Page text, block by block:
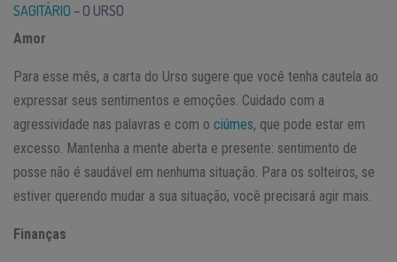
SAGITÁRIO – O URSO
Amor
Para esse mês, a carta do Urso sugere que você tenha cautela ao
expressar seus sentimentos e emoções. Cuidado com a
agressividade nas palavras e com o ciúmes, que pode estar em
excesso. Mantenha a mente aberta e presente: sentimento de
posse não é saudável em nenhuma situação. Para os solteiros, se
estiver querendo mudar a sua situação, você precisará agir mais.
Finanças